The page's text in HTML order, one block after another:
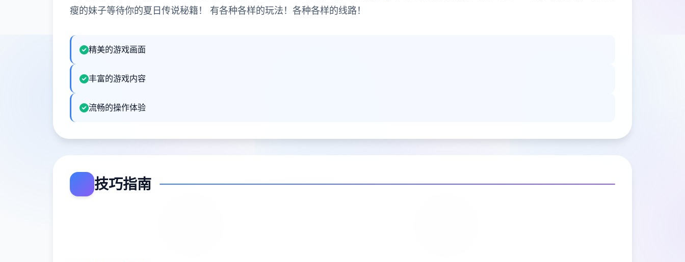
瘦的妹子等待你的夏日传说秘籍！ 有各种各样的玩法！各种各样的线路！
精美的游戏画面
丰富的游戏内容
流畅的操作体验
技巧指南